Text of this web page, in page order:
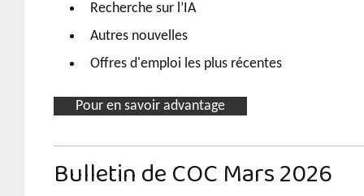
Recherche sur l’IA
Autres nouvelles
Offres d'emploi les plus récentes
Pour en savoir advantage
Bulletin de COC Mars 2026